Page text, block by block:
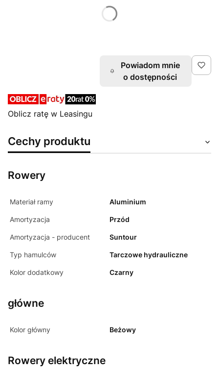
Powiadom mnie
o dostępności
Oblicz ratę w Leasingu
Cechy produktu
Rowery
Materiał ramy Aluminium
Amortyzacja Przód
Amortyzacja - producent Suntour
Typ hamulców Tarczowe hydrauliczne
Kolor dodatkowy Czarny
główne
Kolor główny Beżowy
Rowery elektryczne